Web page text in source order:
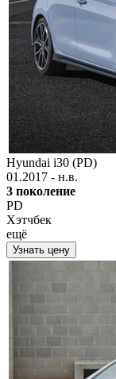
Hyundai i30 (PD)
01.2017 - н.в.
3 поколение
PD
Хэтчбек
ещё
Узнать цену